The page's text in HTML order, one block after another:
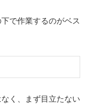
で作業するのがベス
く、まず目立たない